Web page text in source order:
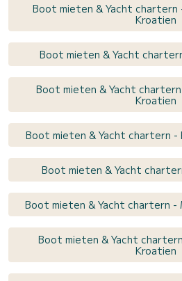
Boot mieten & Yacht chartern
Kroatien
Boot mieten & Yacht
Boot mieten & Yacht
Kroatien
Boot mieten & Yacht chartern -
Boot mieten & Yacht
Boot mieten & Yacht chartern -
Boot mieten & Yacht
Kroatien